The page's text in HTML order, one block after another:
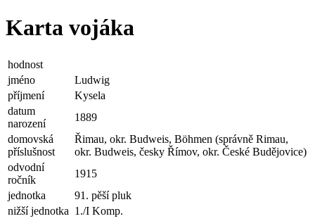
Karta vojáka
hodnost
jméno
Ludwig
příjmení
Kysela
datum
narození
1889
domovská
příslušnost
Řimau, okr. Budweis, Böhmen (správně Rimau,
okr. Budweis, česky Římov, okr. České Budějovice)
odvodní
ročník
1915
jednotka
91. pěší pluk
nižší jednotka 1./I Komp.